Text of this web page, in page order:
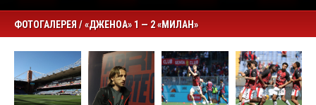
ФОТОГАЛЕРЕЯ / «ДЖЕНОА» 1 — 2 «МИЛАН»